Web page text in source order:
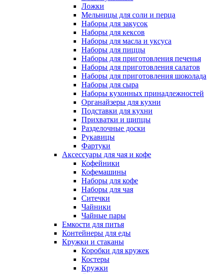
Ложки
Мельницы для соли и перца
Наборы для закусок
Наборы для кексов
Наборы для масла и уксуса
Наборы для пиццы
Наборы для приготовления печенья
Наборы для приготовления салатов
Наборы для приготовления шоколада
Наборы для сыра
Наборы кухонных принадлежностей
Органайзеры для кухни
Подставки для кухни
Прихватки и щипцы
Разделочные доски
Рукавицы
Фартуки
Аксессуары для чая и кофе
Кофейники
Кофемашины
Наборы для кофе
Наборы для чая
Ситечки
Чайники
Чайные пары
Емкости для питья
Контейнеры для еды
Кружки и стаканы
Коробки для кружек
Костеры
Кружки